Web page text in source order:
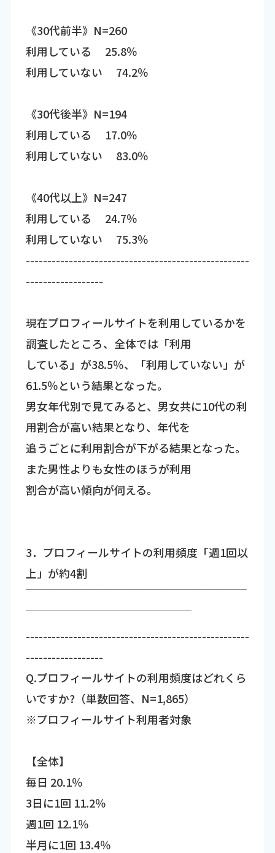
《30代前半》N=260
利用している 25.8％
利用していない 74.2％
《30代後半》N=194
利用している 17.0％
利用していない 83.0％
《40代以上》N=247
利用している 24.7％
利用していない 75.3％
----------------------------------------------------
------------------
現在プロフィールサイトを利用しているかを
調査したところ、全体では「利用
している」が38.5％、「利用していない」が
61.5％という結果となった。
男女年代別で見てみると、男女共に10代の利
用割合が高い結果となり、年代を
追うごとに利用割合が下がる結果となった。
また男性よりも女性のほうが利用
割合が高い傾向が伺える。
3．プロフィールサイトの利用頻度「週1回以
上」が約4割
￣￣￣￣￣￣￣￣￣￣￣￣￣￣￣￣￣￣￣￣
￣￣￣￣￣￣￣￣￣￣￣￣￣￣￣
----------------------------------------------------
------------------
Q.プロフィールサイトの利用頻度はどれくら
いですか?（単数回答、N=1,865）
※プロフィールサイト利用者対象
【全体】
毎日 20.1％
3日に1回 11.2％
週1回 12.1％
半月に1回 13.4％